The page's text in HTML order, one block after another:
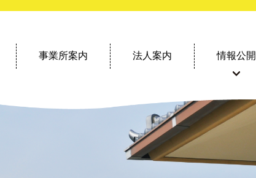
事業所案内 法人案内 情報公開